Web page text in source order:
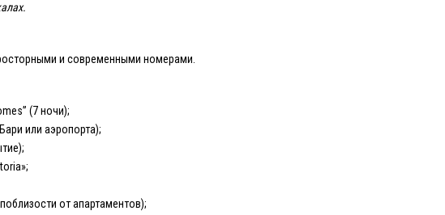
и современными номерами.
(7 ночи);
или аэропорта);
от апартаментов);